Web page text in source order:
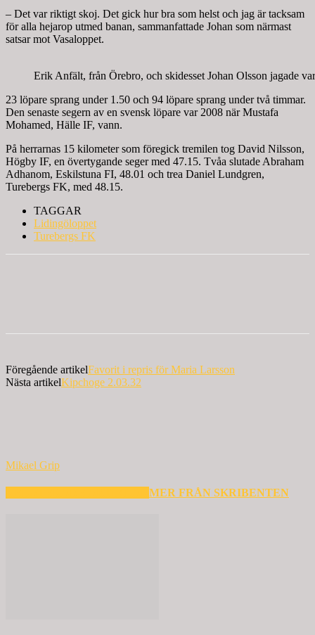
– Det var riktigt skoj. Det gick hur bra som helst och jag är tacksam
för alla hejarop utmed banan, sammanfattade Johan som närmast
satsar mot Vasaloppet.
Erik Anfält, från Örebro, och skidesset Johan Olsson jagade
23 löpare sprang under 1.50 och 94 löpare sprang under två timmar.
Den senaste segern av en svensk löpare var 2008 när Mustafa
Mohamed, Hälle IF, vann.
På herrarnas 15 kilometer som föregick tremilen tog David Nilsson,
Högby IF, en övertygande seger med 47.15. Tvåa slutade Abraham
Adhanom, Eskilstuna FI, 48.01 och trea Daniel Lundgren,
Turebergs FK, med 48.15.
TAGGAR
Lidingöloppet
Turebergs FK
Föregående artikelFavorit i repris för Maria Larsson
Nästa artikelKipchoge 2.03.32
Mikael Grip
MER FRÅN SKRIBENTEN